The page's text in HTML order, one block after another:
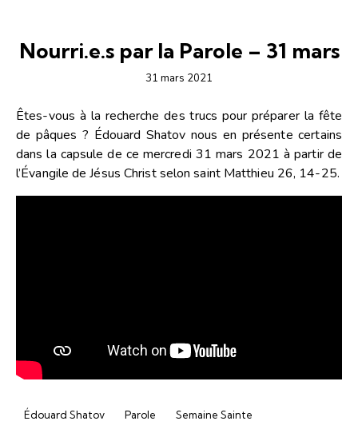
Nourri.e.s par la Parole – 31 mars
31 mars 2021
Êtes-vous à la recherche des trucs pour préparer la fête
de pâques ? Édouard Shatov nous en présente certains
dans la capsule de ce mercredi 31 mars 2021 à partir de
l’Évangile de Jésus Christ selon saint Matthieu 26, 14-25.
Édouard Shatov Parole Semaine Sainte